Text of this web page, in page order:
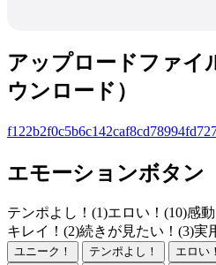
アップロードファイ
ウンロード）
エモーションボタン
テンポよし！(1)エロい！(10)感
キレイ！(2)続きが見たい！(3)実
ユニーク！ テンポよし！ エロい！